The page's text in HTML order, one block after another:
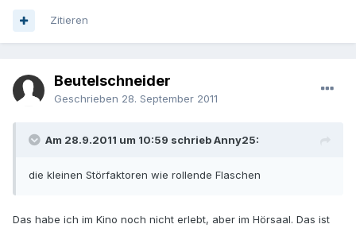
Zitieren
Beutelschneider
Geschrieben 28. September 2011
Am 28.9.2011 um 10:59 schrieb Anny25:
die kleinen Störfaktoren wie rollende Flaschen
Das habe ich im Kino noch nicht erlebt, aber im Hörsaal. Das ist